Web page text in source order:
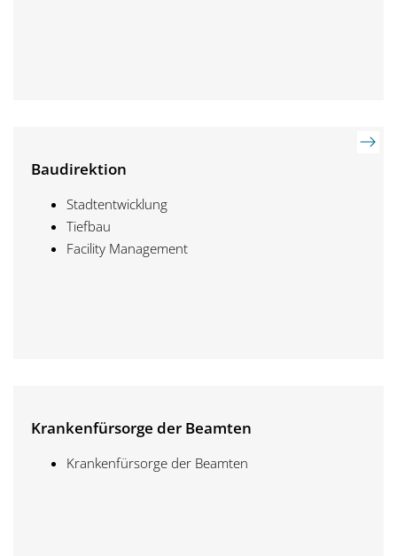
Baudirektion
Stadtentwicklung
Tiefbau
Facility Management
Krankenfürsorge der Beamten
Krankenfürsorge der Beamten